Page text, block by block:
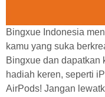
Bingxue Indonesia
kamu yang suka
Bingxue dan dapatkan
hadiah keren, seperti
AirPods! Jangan